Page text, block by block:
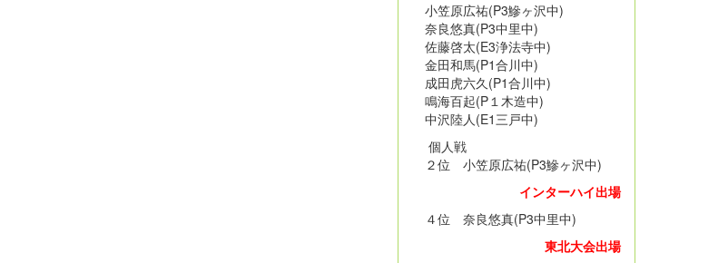
小笠原広祐(P3鰺ヶ沢中)
奈良悠真(P3中里中)
佐藤啓太(E3浄法寺中)
金田和馬(P1合川中)
成田虎六久(P1合川中)
鳴海百起(P１木造中)
中沢陸人(E1三戸中)
個人戦
２位 小笠原広祐(P3鰺ヶ沢中)
インターハイ出場
４位 奈良悠真(P3中里中)
東北大会出場